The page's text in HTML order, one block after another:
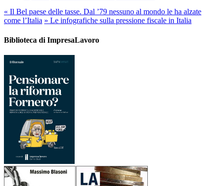
« Il Bel paese delle tasse. Dal ’79 nessuno al mondo le ha alzate
come l’Italia » Le infografiche sulla pressione fiscale in Italia
Biblioteca di ImpresaLavoro